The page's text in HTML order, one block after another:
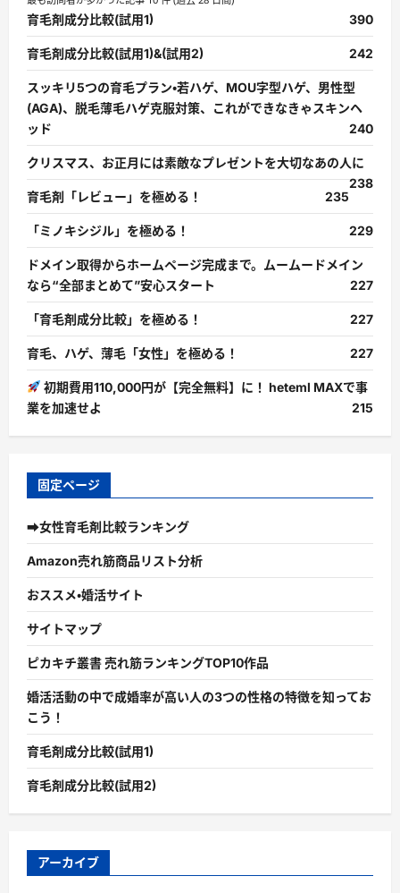
育毛剤成分比較(試用1) 390
育毛剤成分比較(試用1)&(試用2) 242
スッキリ5つの育毛プラン・若ハゲ、MOU字型ハゲ、男性型
(AGA)、脱毛薄毛ハゲ克服対策、これができなきゃスキンヘ
ッド
240
クリスマス、お正月には素敵なプレゼントを大切なあの人に
238
育毛剤「レビュー」を極める！
235
「ミノキシジル」を極める！ 229
ドメイン取得からホームページ完成まで。ムームードメイン
なら“全部まとめて”安心スタート
227
「育毛剤成分比較」を極める！ 227
育毛、ハゲ、薄毛「女性」を極める！ 227
初期費用110,000円が【完全無料】に！ heteml MAXで事
業を加速せよ
215
固定ページ
➡女性育毛剤比較ランキング
Amazon売れ筋商品リスト分析
おススメ・婚活サイト
サイトマップ
ピカキチ叢書 売れ筋ランキングTOP10作品
婚活活動の中で成婚率が高い人の3つの性格の特徴を知ってお
こう！
育毛剤成分比較(試用1)
育毛剤成分比較(試用2)
アーカイブ